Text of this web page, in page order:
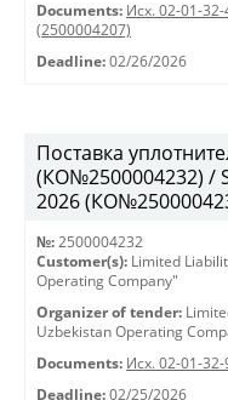
Documents: Исх. 02-01-
(2500004207)
Deadline: 02/26/2026
Поставка
(КО№2500004232) /
2026
№: 2500004232
Customer(s): Limited
Operating Company"
Organizer of tender:
Uzbekistan Operating
Documents: Исх. 02-01-
Deadline: 02/25/2026